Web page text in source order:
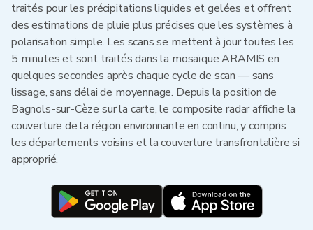
traités pour les précipitations liquides et gelées et offrent
des estimations de pluie plus précises que les systèmes à
polarisation simple. Les scans se mettent à jour toutes les
5 minutes et sont traités dans la mosaïque ARAMIS en
quelques secondes après chaque cycle de scan — sans
lissage, sans délai de moyennage. Depuis la position de
Bagnols-sur-Cèze sur la carte, le composite radar affiche la
couverture de la région environnante en continu, y compris
les départements voisins et la couverture transfrontalière si
approprié.